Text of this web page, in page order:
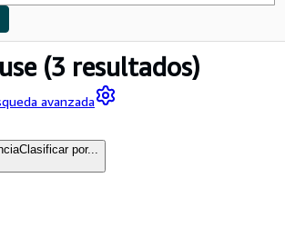
(3 resultados)
avanzada
Clasificar por...